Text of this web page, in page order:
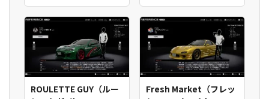
ROULETTE GUY（ルー
Fresh Market（フレッ